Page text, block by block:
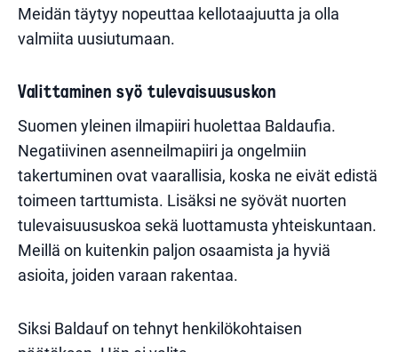
Meidän täytyy nopeuttaa kellotaajuutta ja olla
valmiita uusiutumaan.
Valittaminen syö tulevaisuususkon
Suomen yleinen ilmapiiri huolettaa Baldaufia.
Negatiivinen asenneilmapiiri ja ongelmiin
takertuminen ovat vaarallisia, koska ne eivät edistä
toimeen tarttumista. Lisäksi ne syövät nuorten
tulevaisuususkoa sekä luottamusta yhteiskuntaan.
Meillä on kuitenkin paljon osaamista ja hyviä
asioita, joiden varaan rakentaa.
Siksi Baldauf on tehnyt henkilökohtaisen